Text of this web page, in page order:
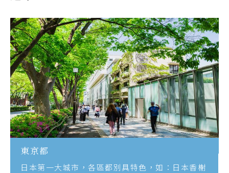
東京都
日本第一大城市，各區都別具特色，如：日本香榭